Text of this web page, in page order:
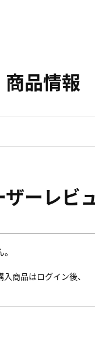
商品情報
ザーレビ
商品はログイン後、